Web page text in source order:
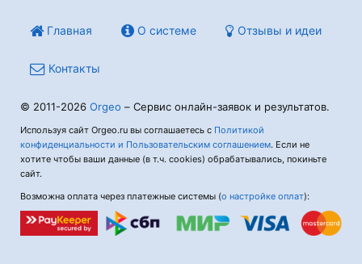
Главная О системе Отзывы и идеи
Контакты
© 2011-2026 Orgeo – Сервис онлайн-заявок и результатов.
Используя сайт Orgeo.ru вы соглашаетесь с Политикой
конфиденциальности и Пользовательским соглашением. Если не
хотите чтобы ваши данные (в т.ч. cookies) обрабатывались, покиньте
сайт.
Возможна оплата через платежные системы (о настройке оплат):